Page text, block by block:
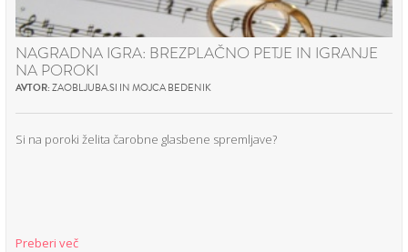
NAGRADNA IGRA: BREZPLAČNO PETJE IN IGRANJE
NA POROKI
AVTOR:ZAOBLJUBA.SI IN MOJCA BEDENIK
Si na poroki želita čarobne glasbene spremljave?
Preberi več